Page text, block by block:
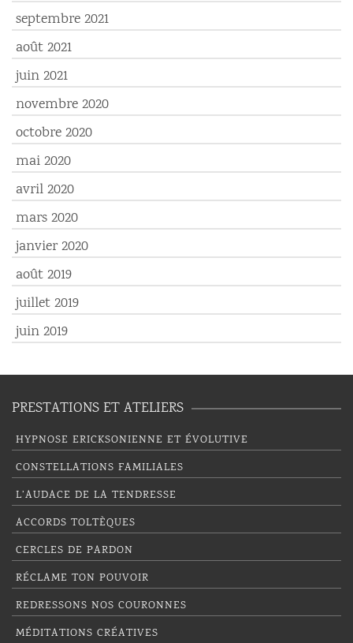
septembre 2021
août 2021
juin 2021
novembre 2020
octobre 2020
mai 2020
avril 2020
mars 2020
janvier 2020
août 2019
juillet 2019
juin 2019
PRESTATIONS ET ATELIERS
HYPNOSE ERICKSONIENNE ET ÉVOLUTIVE
CONSTELLATIONS FAMILIALES
L’AUDACE DE LA TENDRESSE
ACCORDS TOLTÈQUES
CERCLES DE PARDON
RÉCLAME TON POUVOIR
REDRESSONS NOS COURONNES
MÉDITATIONS CRÉATIVES